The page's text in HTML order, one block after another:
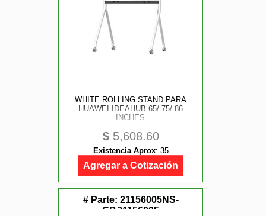
WHITE ROLLING STAND PARA
HUAWEI IDEAHUB 65/ 75/ 86
INCHES
$5,608.60
Existencia Aprox: 35
Agregar a Cotización
# Parte: 21156005NS-
GP,21156005